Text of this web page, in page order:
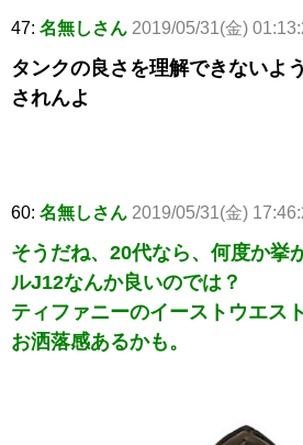
47: 名無しさん 2019/05/31(金)
タンクの良さを理解できないよ
されんよ
60: 名無しさん 2019/05/31(金)
そうだね、20代なら、何度か挙
ルJ12なんか良いのでは？
ティファニーのイーストウエス
お洒落感あるかも。